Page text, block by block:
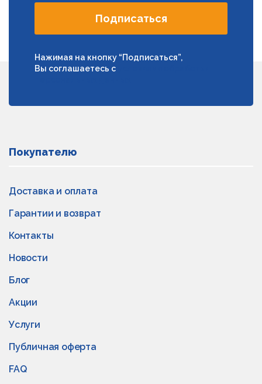
Подписаться
Нажимая на кнопку “Подписаться”,
Вы соглашаетесь с
Покупателю
Доставка и оплата
Гарантии и возврат
Контакты
Новости
Блог
Акции
Услуги
Публичная оферта
FAQ